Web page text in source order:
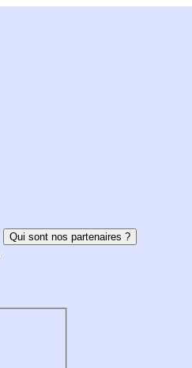
Qui sont nos partenaires ?